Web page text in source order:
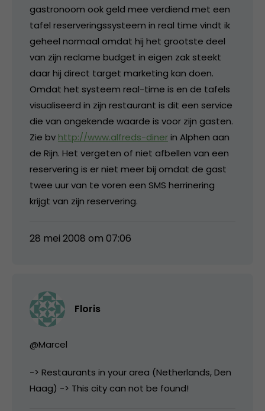
gastronoom ook geld mee verdiend met een
tafel reserveringssysteem in real time vindt ik
geheel normaal omdat hij het grootste deel
van zijn reclame budget in eigen zak steekt
daar hij direct target marketing kan doen.
Omdat het systeem real-time is en de tafels
visualiseerd in zijn restaurant is dit een service
die van ongekende waarde is voor zijn gasten.
Zie bv http://www.alfreds-dinerin Alphen aan
de Rijn. Het vergeten of niet afbellen van een
reservering is er niet meer bij omdat de gast
twee uur van te voren een SMS herrinering
krijgt van zijn reservering.
28 mei 2008 om 07:06
Floris
@Marcel
-> Restaurants in your area (Netherlands, Den
Haag) -> This city can not be found!